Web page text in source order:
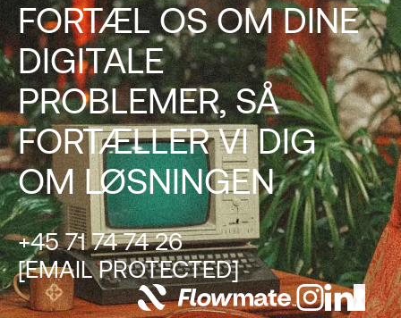
FORTÆL OS OM DINE
DIGITALE
PROBLEMER, SÅ
FORTÆLLER VI DIG
OM LØSNINGEN
+45 71 74 74 26
[EMAIL PROTECTED]